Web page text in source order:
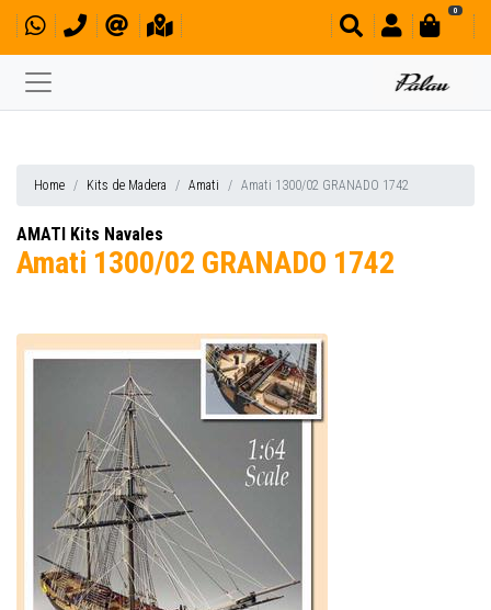
0
Home Kits de Madera Amati Amati 1300/02 GRANADO 1742
AMATI Kits Navales
Amati 1300/02 GRANADO 1742